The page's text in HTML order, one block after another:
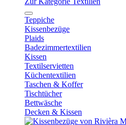
Teppiche
Kissenbezüge
Plaids
Badezimmertextilien
Kissen
Textilservietten
Küchentextilien
Taschen & Koffer
Tischtücher
Bettwäsche
Decken & Kissen